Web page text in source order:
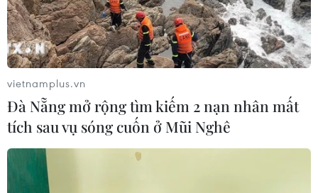
vietnamplus.vn
Đà Nẵng mở rộng tìm kiếm 2 nạn nhân mất
tích sau vụ sóng cuốn ở Mũi Nghê